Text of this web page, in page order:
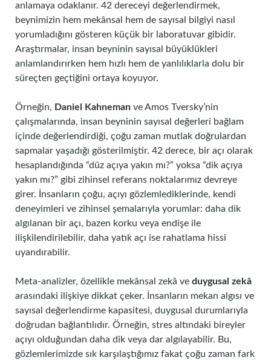
anlamaya odaklanır. 42 dereceyi değerlendirmek,
beynimizin hem mekânsal hem de sayısal bilgiyi nasıl
yorumladığını gösteren küçük bir laboratuvar gibidir.
Araştırmalar, insan beyninin sayısal büyüklükleri
anlamlandırırken hem hızlı hem de yanlılıklarla dolu bir
süreçten geçtiğini ortaya koyuyor.
Örneğin, Daniel Kahneman ve Amos Tversky’nin
çalışmalarında, insan beyninin sayısal değerleri bağlam
içinde değerlendirdiği, çoğu zaman mutlak doğrulardan
sapmalar yaşadığı gösterilmiştir. 42 derece, bir açı olarak
hesaplandığında “düz açıya yakın mı?” yoksa “dik açıya
yakın mı?” gibi zihinsel referans noktalarımız devreye
girer. İnsanların çoğu, açıyı gözlemlediklerinde, kendi
deneyimleri ve zihinsel şemalarıyla yorumlar: daha dik
algılanan bir açı, bazen korku veya endişe ile
ilişkilendirilebilir, daha yatık açı ise rahatlama hissi
uyandırabilir.
Meta-analizler, özellikle mekânsal zekâ ve duygusal zekâ
arasındaki ilişkiye dikkat çeker. İnsanların mekan algısı ve
sayısal değerlendirme kapasitesi, duygusal durumlarıyla
doğrudan bağlantılıdır. Örneğin, stres altındaki bireyler
açıyı olduğundan daha dik veya dar algılayabilir. Bu,
gözlemlerimizde sık karşılaştığımız fakat çoğu zaman fark